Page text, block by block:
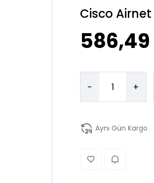
Cisco
586,49
- +
Aynı Gün Kargo